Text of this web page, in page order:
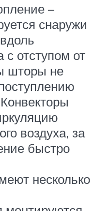
–
снаружи
с отступом от
шторы не
воздуха, за
быстро
несколько